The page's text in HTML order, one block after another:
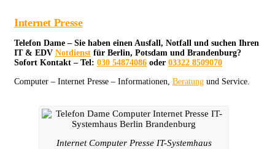
Internet Presse
Telefon Dame – Sie haben einen Ausfall, Notfall und suchen Ihren
IT & EDV Notdienst für Berlin, Potsdam und Brandenburg?
Sofort Kontakt – Tel: 030 54874086 oder 03322 8509070
Computer – Internet Presse – Informationen, Beratung und Service.
Internet Computer Presse IT-Systemhaus